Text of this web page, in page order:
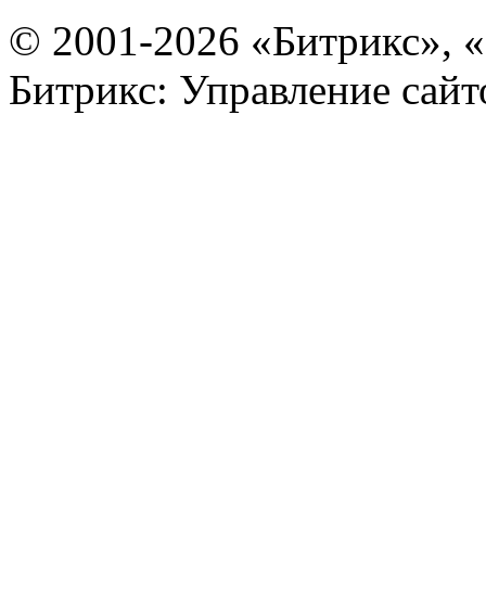
© 2001-2026 «Битрикс»,
Битрикс: Управление